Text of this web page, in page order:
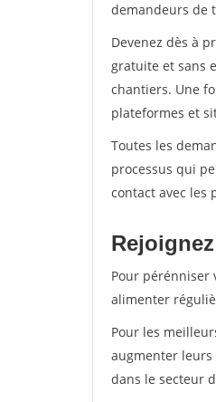
demandeurs de
Devenez dès à
gratuite et sans
chantiers. Une
plateformes et
Toutes les
processus qui
contact avec les
Pour pérénniser
alimenter
Pour les
augmenter
dans le secteur